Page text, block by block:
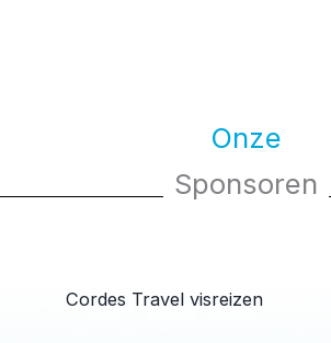
Onze
Sponsoren
Cordes Travel visreizen